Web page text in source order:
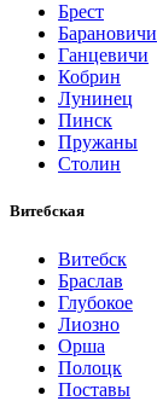
Брест
Барановичи
Ганцевичи
Кобрин
Лунинец
Пинск
Пружаны
Столин
Витебская
Витебск
Браслав
Глубокое
Лиозно
Орша
Полоцк
Поставы